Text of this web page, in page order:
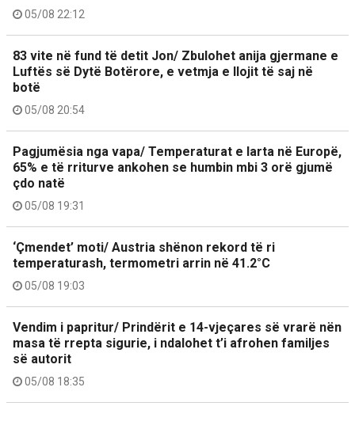
05/08 22:12
83 vite në fund të detit Jon/ Zbulohet anija gjermane e
Luftës së Dytë Botërore, e vetmja e llojit të saj në
botë
05/08 20:54
Pagjumësia nga vapa/ Temperaturat e larta në Europë,
65% e të rriturve ankohen se humbin mbi 3 orë gjumë
çdo natë
05/08 19:31
‘Çmendet’ moti/ Austria shënon rekord të ri
temperaturash, termometri arrin në 41.2°C
05/08 19:03
Vendim i papritur/ Prindërit e 14-vjeçares së vrarë nën
masa të rrepta sigurie, i ndalohet t’i afrohen familjes
së autorit
05/08 18:35